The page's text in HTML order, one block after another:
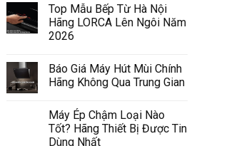
Top Mẫu Bếp Từ Hà Nội
Hãng LORCA Lên Ngôi Năm
2026
Báo Giá Máy Hút Mùi Chính
Hãng Không Qua Trung Gian
Máy Ép Chậm Loại Nào
Tốt? Hãng Thiết Bị Được Tin
Dùng Nhất